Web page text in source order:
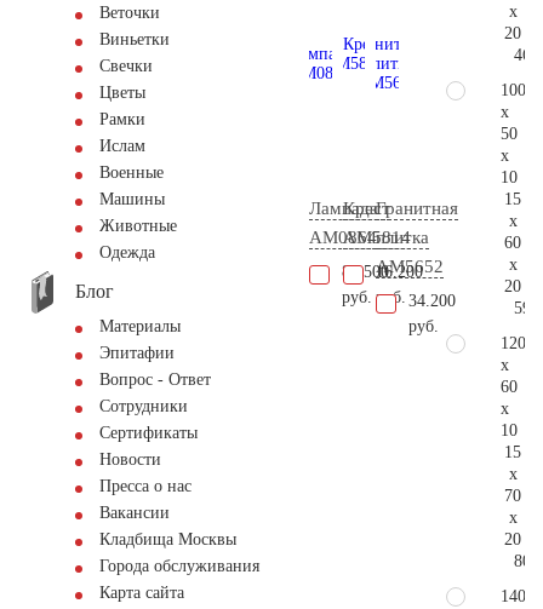
Веточки
Виньетки
Свечки
Цветы
Рамки
Ислам
Военные
Машины
Животные
Одежда
Блог
Материалы
Эпитафии
Вопрос - Ответ
Сотрудники
Сертификаты
Новости
Пресса о нас
Вакансии
Кладбища Москвы
Города обслуживания
Карта сайта
Лампада
AM0864
86.500
руб.
Крест
AM5814
16.200
руб.
Гранитная
плитка
AM5652
34.200
руб.
x
20
100
x
50
x
10
15
x
60
x
20
120
x
60
x
10
15
x
70
x
20
140